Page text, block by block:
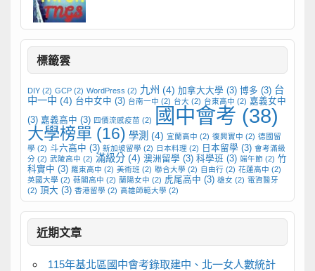
標籤雲
DIY(2) GCP(2) WordPress (2) 九州 (4) 加拿大大學 (3) 博多 (3) 台
中一中 (4) 台中女中 (3) 台南一中 (2) 台大 (2) 台東高中 (2) 嘉義女中
(3) 嘉義高中 (3) 四價流感疫苗 (2) 國中會考 (38)
大學榜單 (16) 學測 (4) 宜蘭高中 (2) 復興實中 (2) 德國留
學 (2) 斗六高中 (3) 新加坡留學 (2) 日本料理 (2) 日本留學 (3) 會考滿級
分(2) 武陵高中 (2) 滿級分(4) 澳洲留學 (3) 科學班 (3) 端午節(2) 竹
科實中 (3) 羅東高中 (2) 美術班 (2) 聯合大學 (2) 自由行(2) 花蓮高中 (2)
英國大學 (2) 薇閣高中 (2) 蘭陽女中 (2) 虎尾高中 (3) 雄女 (2) 電資醫牙
(2)
頂大 (3) 香港留學 (2) 高雄師範大學 (2)
近期文章
115年基北區國中會考錄取建中、北一女人數統計